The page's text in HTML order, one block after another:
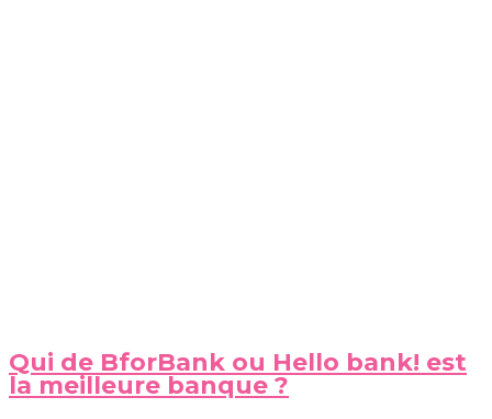
Qui de BforBank ou Hello bank! est
la meilleure banque ?